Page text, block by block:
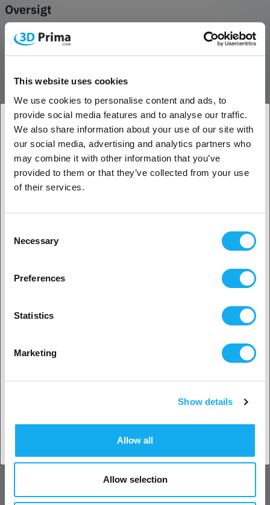
This website uses cookies
We use cookies to personalise content and ads, to
provide social media features and to analyse our traffic.
We also share information about your use of our site with
our social media, advertising and analytics partners who
may combine it with other information that you’ve
provided to them or that they’ve collected from your use
of their services.
Selection
Necessary
Preferences
Statistics
Marketing
Show details
Allow all
Allow selection
Oversigt
AMS Internal Hub Unit er specielt designet til Bambu AMS. Den
bruges til at vælge bestemte filamenter i AMS og føre dem fra AMS til
printeren. Den har også funktioner til hastighedsmåling
Installation
Læs mere om udskiftning af AMS Internal Hub Unit på Bambu Lab
Wiki.
*Gem alle skruer fra din originale AMS Internal Hub Unit til
genmontering.
I pakken
Virker med Bambu AMS
ANMELDELSER
Artikel
Efternavn*
1. Er du erhvervskunde eller privatkunde?
Erhvervskunde
Privat kunde